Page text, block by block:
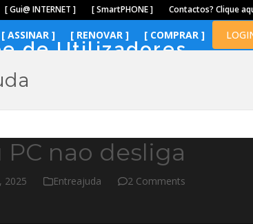
[ Gui@ INTERNET ] [ SmartPHONE ] Contactos? Clique
de Utilizadores
[ ASSINAR ] [ RENOVAR ] [ COMPRAR ]
PC nao desliga
2025 Entreajuda 2 Comments